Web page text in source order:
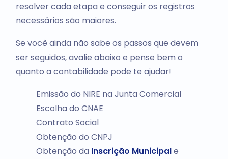
resolver cada etapa e conseguir os registros
necessários são maiores.
Se você ainda não sabe os passos que devem
ser seguidos, avalie abaixo e pense bem o
quanto a contabilidade pode te ajudar!
Emissão do NIRE na Junta Comercial
Escolha do CNAE
Contrato Social
Obtenção do CNPJ
Obtenção da Inscrição Municipale